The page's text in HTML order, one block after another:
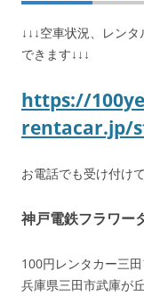
↓↓↓空車状況、レン
できます↓↓↓
https://
rentacar.jp/
お電話でも受け付け
神戸電鉄フラワー
100円レンタカー三
兵庫県三田市武庫が